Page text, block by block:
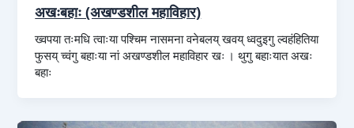
अखःबहाः (अखण्डशील महाविहार)
ख्वपया तःमधि त्वाःया पश्चिम नासमना वनेबलय्‌ खवय्‌ ध्वदुइगु ल्वहंहितिया
फुसय्‌ च्वंगु बहाःया नां अखण्डशील महाविहार खः । थुगु बहाःयात अखः
बहाः